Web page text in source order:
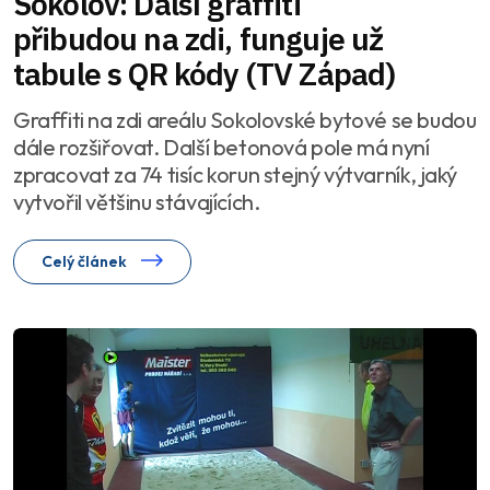
přibudou na zdi, funguje už
tabule s QR kódy (TV Západ)
Graffiti na zdi areálu Sokolovské bytové se budou
dále rozšiřovat. Další betonová pole má nyní
zpracovat za 74 tisíc korun stejný výtvarník, jaký
vytvořil většinu stávajících.
Celý článek